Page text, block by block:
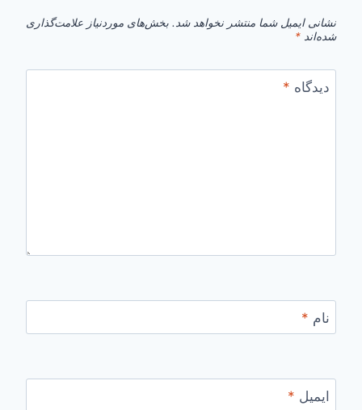
نشانی ایمیل شما منتشر نخواهد شد. بخش‌های موردنیاز علامت‌گذاری
شده‌اند *
دیدگاه *
نام *
ایمیل *